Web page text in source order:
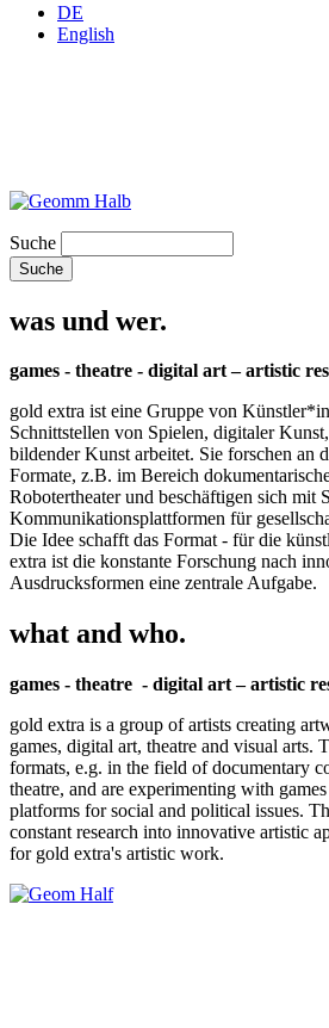
DE
English
Suche
was und wer.
games - theatre - digital art – artistic
gold extra ist eine Gruppe von
Schnittstellen von Spielen, digitaler
bildender Kunst arbeitet. Sie forschen an
Formate, z.B. im Bereich
Robotertheater und beschäftigen sich mit
Kommunikationsplattformen für
Die Idee schafft das Format - für die
extra ist die konstante Forschung nach
Ausdrucksformen eine zentrale Aufgabe.
what and who.
games - theatre - digital art – artistic
gold extra is a group of artists creating
games, digital art, theatre and visual arts.
formats, e.g. in the field of documentary
theatre, and are experimenting with
platforms for social and political issues.
constant research into innovative artistic
for gold extra's artistic work.